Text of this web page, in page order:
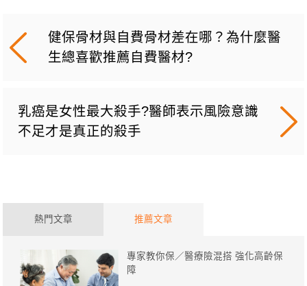
健保骨材與自費骨材差在哪？為什麼醫
生總喜歡推薦自費醫材?
乳癌是女性最大殺手?醫師表示風險意識
不足才是真正的殺手
熱門文章 推薦文章
專家教你保／醫療險混搭 強化高齡保
障